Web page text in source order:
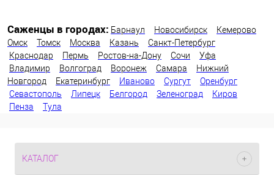
Саженцы в городах: Барнаул Новосибирск
Кемерово
Омск
Томск Москва Казань
Санкт-Петербург
Краснодар
Пермь Ростов-на-Дону Сочи
Уфа
Владимир
Волгоград Воронеж Самара
Нижний
Новгород
Екатеринбург Иваново Сургут
Оренбург
Севастополь
Липецк Белгород Зеленоград
Киров
Пенза
Тула
КАТАЛОГ